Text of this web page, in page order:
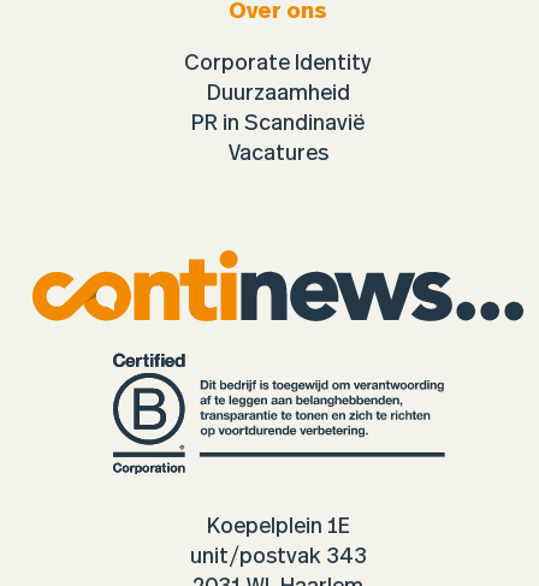
Over ons
Corporate Identity
Duurzaamheid
PR in Scandinavië
Vacatures
Koepelplein 1E
unit/postvak 343